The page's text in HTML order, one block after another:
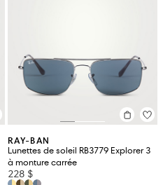
RAY-BAN
Lunettes de soleil RB3779 Explorer 3
à monture carrée
228 $